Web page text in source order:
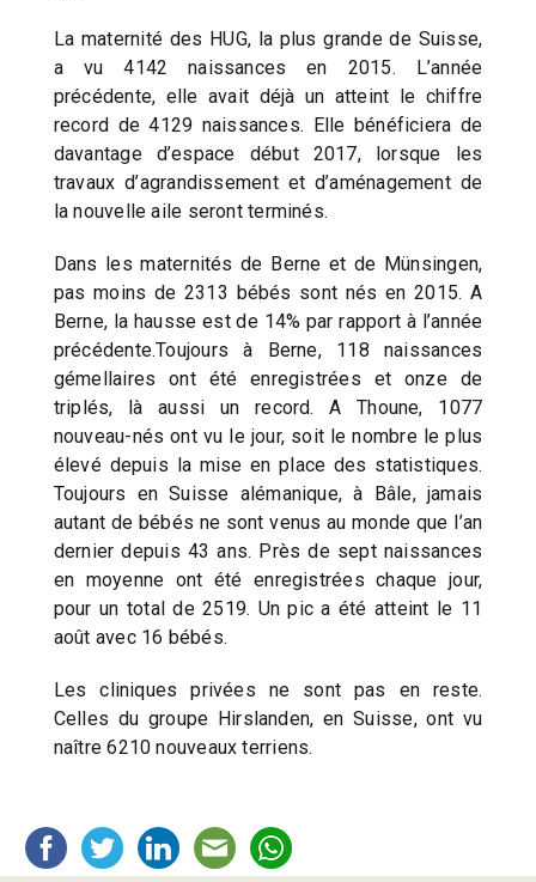
La maternité des HUG, la plus grande de Suisse,
a vu 4142 naissances en 2015. L’année
précédente, elle avait déjà un atteint le chiffre
record de 4129 naissances. Elle bénéficiera de
davantage d’espace début 2017, lorsque les
travaux d’agrandissement et d’aménagement de
la nouvelle aile seront terminés.
Dans les maternités de Berne et de Münsingen,
pas moins de 2313 bébés sont nés en 2015. A
Berne, la hausse est de 14% par rapport à l’année
précédente.Toujours à Berne, 118 naissances
gémellaires ont été enregistrées et onze de
triplés, là aussi un record. A Thoune, 1077
nouveau-nés ont vu le jour, soit le nombre le plus
élevé depuis la mise en place des statistiques.
Toujours en Suisse alémanique, à Bâle, jamais
autant de bébés ne sont venus au monde que l’an
dernier depuis 43 ans. Près de sept naissances
en moyenne ont été enregistrées chaque jour,
pour un total de 2519. Un pic a été atteint le 11
août avec 16 bébés.
Les cliniques privées ne sont pas en reste.
Celles du groupe Hirslanden, en Suisse, ont vu
naître 6210 nouveaux terriens.